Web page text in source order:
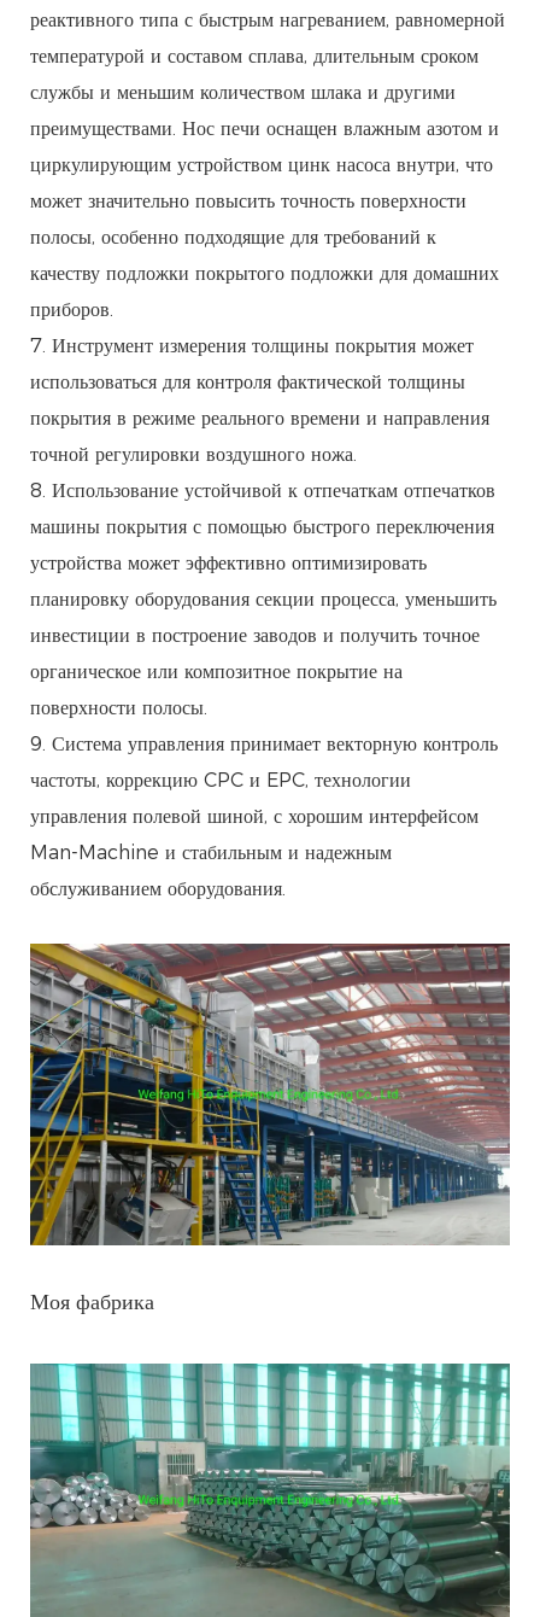
реактивного типа с быстрым нагреванием, равномерной
температурой и составом сплава, длительным сроком
службы и меньшим количеством шлака и другими
преимуществами. Нос печи оснащен влажным азотом и
циркулирующим устройством цинк насоса внутри, что
может значительно повысить точность поверхности
полосы, особенно подходящие для требований к
качеству подложки покрытого подложки для домашних
приборов.
7. Инструмент измерения толщины покрытия может
использоваться для контроля фактической толщины
покрытия в режиме реального времени и направления
точной регулировки воздушного ножа.
8. Использование устойчивой к отпечаткам отпечатков
машины покрытия с помощью быстрого переключения
устройства может эффективно оптимизировать
планировку оборудования секции процесса, уменьшить
инвестиции в построение заводов и получить точное
органическое или композитное покрытие на
поверхности полосы.
9. Система управления принимает векторную контроль
частоты, коррекцию CPC и EPC, технологии
управления полевой шиной, с хорошим интерфейсом
Man-Machine и стабильным и надежным
обслуживанием оборудования.
Моя фабрика